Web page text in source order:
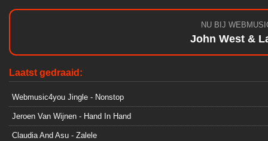
NU BIJ
John West &
Laatst gedraaid:
Webmusic4you Jingle - Nonstop
Jeroen Van Wijnen - Hand In Hand
Claudia And Asu - Zalele